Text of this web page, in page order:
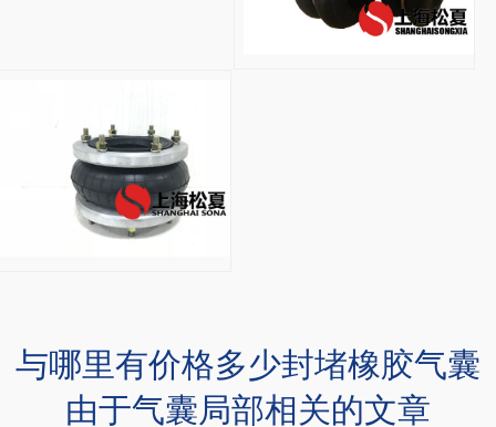
专
产
品
胶
含
羞
与哪里有价格多少封堵橡胶气囊
由于气囊局部相关的文章